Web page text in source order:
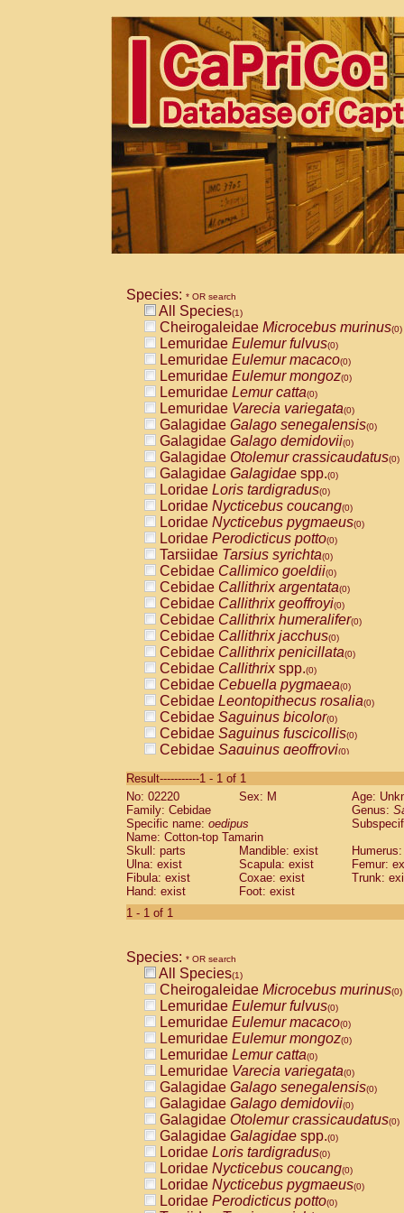
Species: * OR search
All Species(1)
Cheirogaleidae Microcebus murinus(0)
Lemuridae Eulemur fulvus(0)
Lemuridae Eulemur macaco(0)
Lemuridae Eulemur mongoz(0)
Lemuridae Lemur catta(0)
Lemuridae Varecia variegata(0)
Galagidae Galago senegalensis(0)
Galagidae Galago demidovii(0)
Galagidae Otolemur crassicaudatus(0)
Galagidae Galagidae spp.(0)
Loridae Loris tardigradus(0)
Loridae Nycticebus coucang(0)
Loridae Nycticebus pygmaeus(0)
Loridae Perodicticus potto(0)
Tarsiidae Tarsius syrichta(0)
Cebidae Callimico goeldii(0)
Cebidae Callithrix argentata(0)
Cebidae Callithrix geoffroyi(0)
Cebidae Callithrix humeralifer(0)
Cebidae Callithrix jacchus(0)
Cebidae Callithrix penicillata(0)
Cebidae Callithrixspp.(0)
Cebidae Cebuella pygmaea(0)
Cebidae Leontopithecus rosalia(0)
Cebidae Saguinus bicolor(0)
Cebidae Saguinus fuscicollis(0)
Cebidae Saguinus geoffroyi(0)
CebidaeSaguinus labiatus(0)
Cebidae Saguinus leucopus (0)
Cebidae
CebidaeSaguinus mystax
Cebidae Saguinus nigricollis (0)
Cebidae Saguinus oedipus
Cebidae Saguinus weddelli
Cebidae Saguinusspp.
Cebidae
CebidaeCebus capucinus
CebidaeCebus nigrivittatus
CebidaeCebus spp.(0)
CebidaeSaimiri boliviensis(0)
CebidaeSaimiri sciureus(0)
AtelidaeAlouatta caraya(0)
AtelidaeAlouatta fusca(0)
AtelidaeAlouatta seniculus(0)
AtelidaeAlouattaspp.(0)
AtelidaeAteles belzebuth(0)
AtelidaeAteles geoffroyi(0)
AtelidaeAteles paniscus(0)
AtelidaeAtelesspp.(0)
AtelidaeLagothrix lagothricha(0)
AtelidaeLagothrix lagothricha cana
PitheciidaeCacajao calvus
Result-----------1 - 1 of 1
No: 02220
Sex: M
Age:
Family: Cebidae
Genus:
Specific name: oedipus
Name: Cotton-top Tamarin
Skull: parts
Mandible: exist
Ulna: exist
Scapula: exist
Femur:
Fibula: exist
Coxae: exist
Trunk:
Hand: exist
Foot: exist
1 - 1 of 1
Species: * OR search
All Species(1)
Cheirogaleidae Microcebus murinus(0)
Lemuridae Eulemur fulvus(0)
Lemuridae Eulemur macaco(0)
Lemuridae Eulemur mongoz(0)
Lemuridae Lemur catta(0)
Lemuridae Varecia variegata(0)
Galagidae Galago senegalensis(0)
Galagidae Galago demidovii(0)
Galagidae Otolemur crassicaudatus(0)
Galagidae Galagidae spp.(0)
Loridae Loris tardigradus(0)
Loridae Nycticebus coucang(0)
Loridae Nycticebus pygmaeus(0)
Loridae Perodicticus potto(0)